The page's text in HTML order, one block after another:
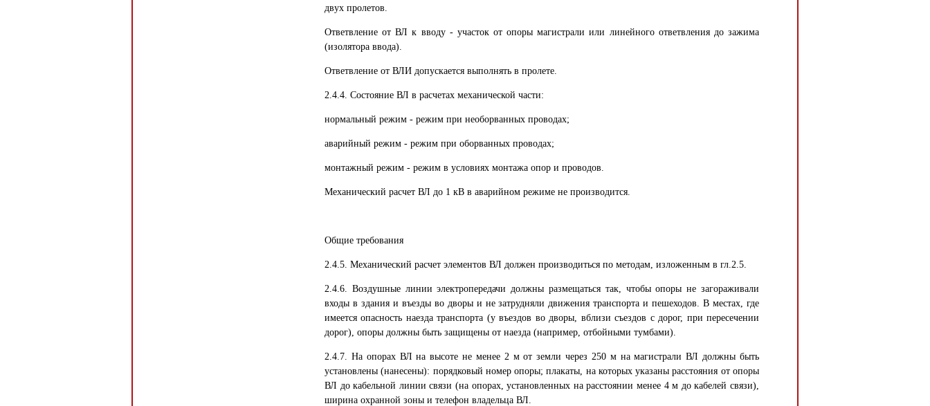
двух пролетов.
Ответвление от ВЛ к вводу - участок от опоры магистрали или линейного ответвления до зажима
(изолятора ввода).
Ответвление от ВЛИ допускается выполнять в пролете.
2.4.4. Состояние ВЛ в расчетах механической части:
нормальный режим - режим при необорванных проводах;
аварийный режим - режим при оборванных проводах;
монтажный режим - режим в условиях монтажа опор и проводов.
Механический расчет ВЛ до 1 кВ в аварийном режиме не производится.
Общие требования
2.4.5. Механический расчет элементов ВЛ должен производиться по методам, изложенным в гл.2.5.
2.4.6. Воздушные линии электропередачи должны размещаться так, чтобы опоры не загораживали
входы в здания и въезды во дворы и не затрудняли движения транспорта и пешеходов. В местах, где
имеется опасность наезда транспорта (у въездов во дворы, вблизи съездов с дорог, при пересечении
дорог), опоры должны быть защищены от наезда (например, отбойными тумбами).
2.4.7. На опорах ВЛ на высоте не менее 2 м от земли через 250 м на магистрали ВЛ должны быть
установлены (нанесены): порядковый номер опоры; плакаты, на которых указаны расстояния от опоры
ВЛ до кабельной линии связи (на опорах, установленных на расстоянии менее 4 м до кабелей связи),
ширина охранной зоны и телефон владельца ВЛ.